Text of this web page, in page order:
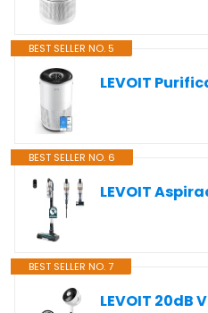
BEST SELLER NO. 5
BEST SELLER NO. 6
BEST SELLER NO. 7